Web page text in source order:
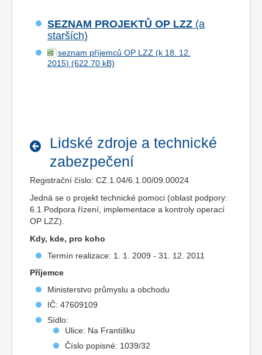
SEZNAM PROJEKTŮ OP LZZ (a
starších)
seznam příjemců OP LZZ (k 18. 12.
2015)
Lidské zdroje a technické
zabezpečení
Registrační číslo: CZ.1.04/6.1.00/09.00024
Jedná se o projekt technické pomoci (oblast podpory:
6.1 Podpora řízení, implementace a kontroly operací
OP LZZ).
Kdy, kde, pro koho
Termín realizace: 1. 1. 2009 - 31. 12. 2011
Příjemce
Ministerstvo průmyslu a obchodu
IČ: 47609109
Sídlo:
Ulice: Na Františku
Číslo popisné: 1039/32